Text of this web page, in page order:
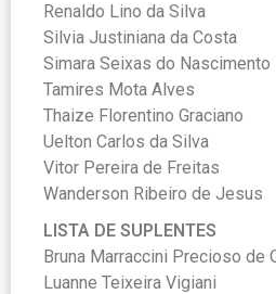
Renaldo Lino da Silva
Silvia Justiniana da Costa
Simara Seixas do Nascimento
Tamires Mota Alves
Thaize Florentino Graciano
Uelton Carlos da Silva
Vitor Pereira de Freitas
Wanderson Ribeiro de Jesus
LISTA DE SUPLENTES
Bruna Marraccini Precioso de
Luanne Teixeira Vigiani